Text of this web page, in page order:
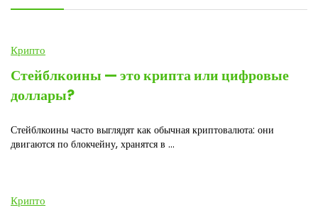
Крипто
Стейблкоины — это крипта или цифровые
доллары?
Стейблкоины часто выглядят как обычная криптовалюта: они
двигаются по блокчейну, хранятся в ...
Крипто